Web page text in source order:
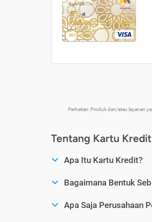
Perhatian: Produk dan/atau layanan
Tentang Kartu Kredit
Apa Itu Kartu Kredit?
Bagaimana Bentuk
Apa Saja Perusahaan